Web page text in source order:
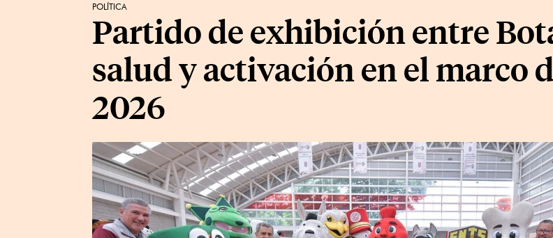
POLÍTICA
Partido de exhibición entre
salud y activación en el marco
2026